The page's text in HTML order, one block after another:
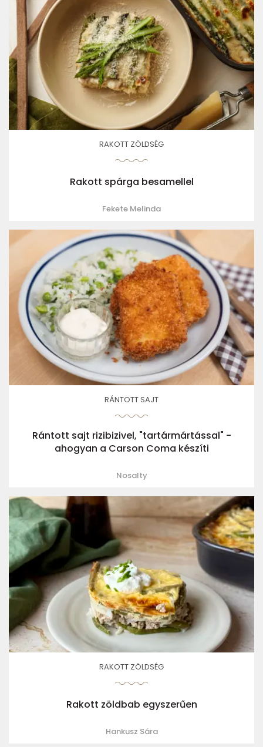
RAKOTT ZÖLDSÉG
Rakott spárga besamellel
Fekete Melinda
RÁNTOTT SAJT
Rántott sajt rizibizivel, "tartármártással" -
ahogyan a Carson Coma készíti
Nosalty
RAKOTT ZÖLDSÉG
Rakott zöldbab egyszerűen
Hankusz Sára